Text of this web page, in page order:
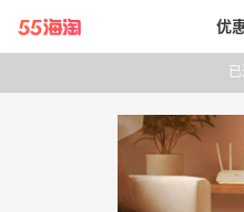
带你去官网买正品
优